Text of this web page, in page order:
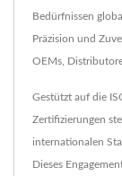
Bedürfnissen
Präzision und
OEMs,
Gestützt auf die
Zertifizierungen
internationalen
Dieses